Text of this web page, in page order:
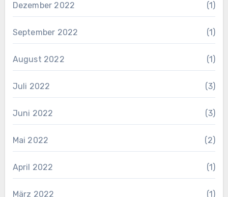
Dezember 2022 (1)
September 2022 (1)
August 2022 (1)
Juli 2022 (3)
Juni 2022 (3)
Mai 2022 (2)
April 2022 (1)
März 2022 (1)